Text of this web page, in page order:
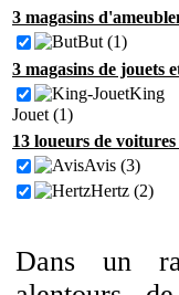
3 magasins
But (1)
3 magasins de jouets
King
Jouet (1)
13 loueurs de
Avis (3)
Hertz (2)
Dans un